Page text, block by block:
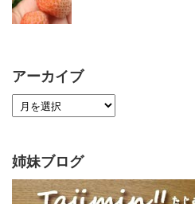
アーカイブ
姉妹ブログ